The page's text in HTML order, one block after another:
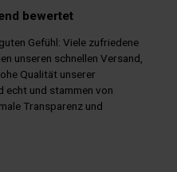
bewertet
Gefühl: Viele zufriedene
unseren schnellen Versand,
Qualität unserer
echt und stammen von
Transparenz und